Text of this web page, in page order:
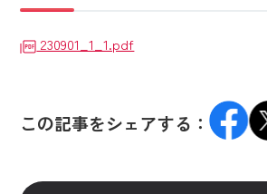
230901_1_1.pdf
この記事をシェアする：